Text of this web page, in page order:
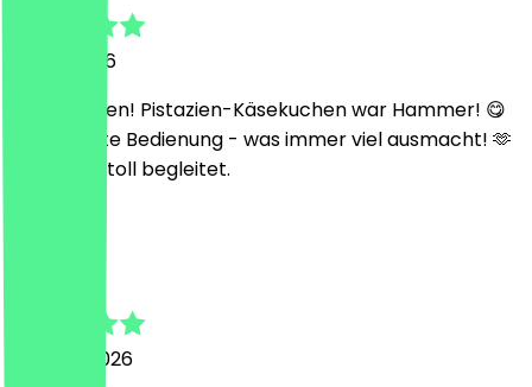
6. Juni 2026
Tolle Kuchen! Pistazien-Käsekuchen war Hammer! 😋
Super nette Bedienung - was immer viel ausmacht! 🫶
🏽 hat uns toll begleitet.
26. April 2026